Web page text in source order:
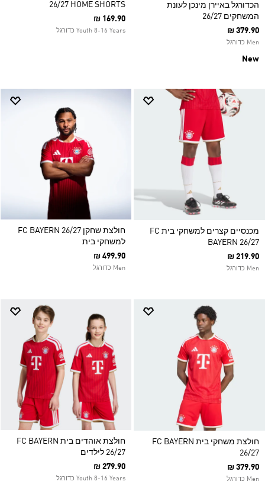
הכדורגל באיירן מינכן לעונת
המשחקים 26/27
₪ 379.90
Men כדורגל
New
26/27 HOME SHORTS
₪ 169.90
Youth 8-16 Years כדורגל
מכנסיים קצרים למשחקי בית FC
BAYERN 26/27
₪ 219.90
Men כדורגל
חולצת שחקן FC BAYERN 26/27
למשחקי בית
₪ 499.90
Men כדורגל
חולצת משחקי בית FC BAYERN
26/27
₪ 379.90
Men כדורגל
חולצת אוהדים בית FC BAYERN
26/27 לילדים
₪ 279.90
Youth 8-16 Years כדורגל